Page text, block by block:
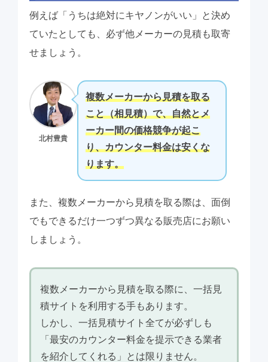
例えば「うちは絶対にキヤノンがいい」と決め
ていたとしても、必ず他メーカーの見積も取寄
せましょう。
北村豊貴
複数メーカーから見積を取る
こと（相見積）で、自然とメ
ーカー間の価格競争が起こ
り、カウンター料金は安くな
ります。
また、複数メーカーから見積を取る際は、面倒
でもできるだけ一つずつ異なる販売店にお願い
しましょう。
複数メーカーから見積を取る際に、一括見
積サイトを利用する手もあります。
しかし、一括見積サイト全てが必ずしも
「最安のカウンター料金を提示できる業者
を紹介してくれる」とは限りません。